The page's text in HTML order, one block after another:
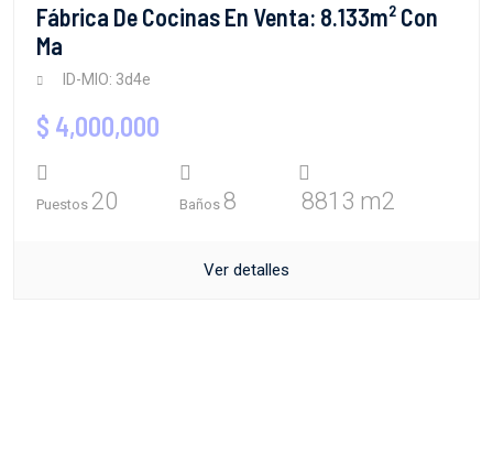
Fábrica De Cocinas En Venta: 8.133m² Con
Ma
ID-MIO: 3d4e
$ 4,000,000
Puestos 20 Baños 8 8813 m2
Ver detalles